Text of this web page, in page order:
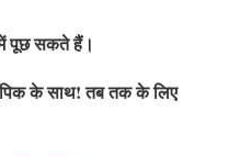
पूछ सकते हैं।
के साथ! तब तक के लिए